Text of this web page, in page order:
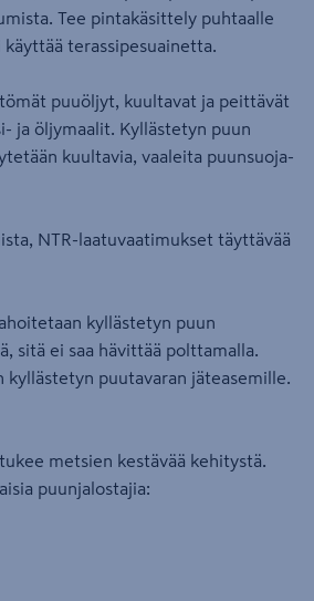
Tee pintakäsittely puhtaalle
terassipesuainetta.
puuöljyt, kuultavat ja peittävät
ja öljymaalit. Kyllästetyn puun
kuultavia, vaaleita puunsuoja-
NTR-laatuvaatimukset täyttävää
kyllästetyn puun
sitä ei saa hävittää polttamalla.
puutavaran jäteasemille.
metsien kestävää kehitystä.
puunjalostajia: